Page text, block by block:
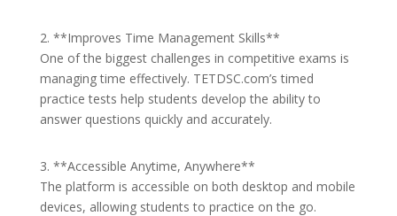
2. **Improves Time Management Skills**
One of the biggest challenges in competitive exams is
managing time effectively. TETDSC.com’s timed
practice tests help students develop the ability to
answer questions quickly and accurately.
3. **Accessible Anytime, Anywhere**
The platform is accessible on both desktop and mobile
devices, allowing students to practice on the go.